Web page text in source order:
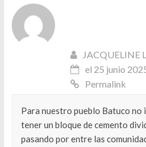
JACQUELINE
el 25 junio
Permalink
Para nuestro pueblo Batuco no
tener un bloque de cemento
pasando por entre las